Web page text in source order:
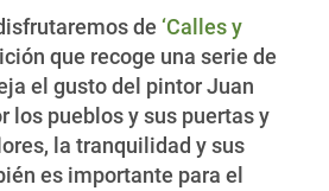
de ‘Calles y
que recoge una serie de
el gusto del pintor Juan
los pueblos y sus puertas y
la tranquilidad y sus
es importante para el